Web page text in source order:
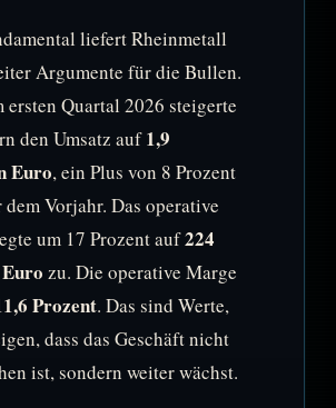
liefert Rheinmetall
Argumente für die Bullen.
ersten Quartal 2026 steigerte
den Umsatz auf1,9
Euro, ein Plus von 8 Prozent
dem Vorjahr. Das operative
um 17 Prozent auf224
zu. Die operative Marge
Prozent. Das sind Werte,
dass das Geschäft nicht
ist, sondern weiter wächst.